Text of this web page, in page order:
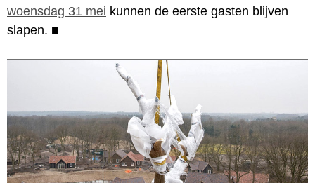
woensdag 31 mei kunnen de eerste gasten blijven
slapen. ■